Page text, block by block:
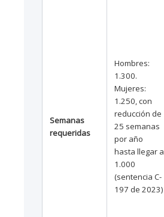
Semanas
requeridas
Hombres:
1.300.
Mujeres:
1.250, con
reducción de
25 semanas
por año
hasta llegar a
1.000
(sentencia C-
197 de 2023)